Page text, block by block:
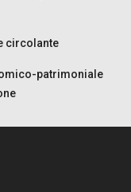
circolante
patrimoniale